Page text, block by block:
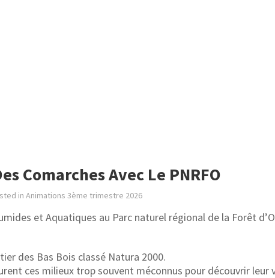
Comarches Avec Le PNRFO
in Animations 3ème trimestre 2026
et Aquatiques au Parc naturel régional de la Forêt
des Bas Bois classé Natura 2000.
ces milieux trop souvent méconnus pour découvrir